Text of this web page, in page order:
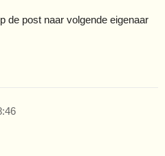
de post naar volgende eigenaar